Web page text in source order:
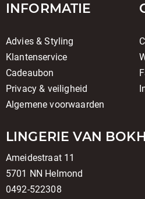
INFORMATIE
Advies & Styling
Klantenservice
Cadeaubon
Privacy & veiligheid
Algemene voorwaarden
LINGERIE VAN
Ameidestraat 11
5701 NN Helmond
0492-522308